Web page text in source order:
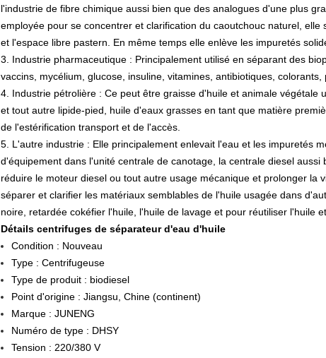
l'industrie de fibre chimique aussi bien que des analogues d'une plus
employée pour se concentrer et clarification du caoutchouc naturel,
et l'espace libre pastern. En même temps elle enlève les impuretés
3. Industrie pharmaceutique : Principalement utilisé en séparant des
vaccins, mycélium, glucose, insuline, vitamines, antibiotiques,
4. Industrie pétrolière : Ce peut être graisse d'huile et animale végétale
et tout autre lipide-pied, huile d'eaux grasses en tant que matière
de l'estérification transport et de l'accès.
5. L'autre industrie : Elle principalement enlevait l'eau et les impuretés
d'équipement dans l'unité centrale de canotage, la centrale diesel
réduire le moteur diesel ou tout autre usage mécanique et prolonger la
séparer et clarifier les matériaux semblables de l'huile usagée dans
noire, retardée cokéfier l'huile, l'huile de lavage et pour réutiliser l'huile
Détails centrifuges de séparateur d'eau d'huile
Condition : Nouveau
Type : Centrifugeuse
Type de produit : biodiesel
Point d'origine : Jiangsu, Chine (continent)
Marque : JUNENG
Numéro de type : DHSY
Tension : 220/380 V